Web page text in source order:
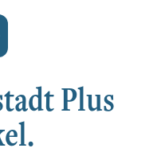
Plus